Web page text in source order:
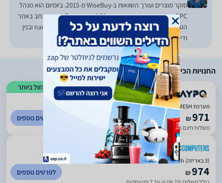
סוקר מוצרים ועורך השוואות ב-WiseBuy מ-2015. ביומיום הוא מנהל
PPC וכותב תוכן בסוכנות הדיגיטל "ליפקו דיגיטל". בעברו כתב באתר
הטכנולוגיה GSMIsrael וכן הועסק ככתב חיצוני עבור nana10 ובנין
ודיור.
החנויות הכי זולות
הזול ביותר
4.87
(
338
)
מערכת MESH ‏ Deco X50 PoE AX3000 3-Pack TP-Link
₪971
משלוח חינם עד 3 ימי עסקים
לפרטים נוספים
4.33
(
54
)
(3 באריזה) Deco X50-PoE AX3000 Mesh מבית TP-LINK
₪974 לפרטים נוספים